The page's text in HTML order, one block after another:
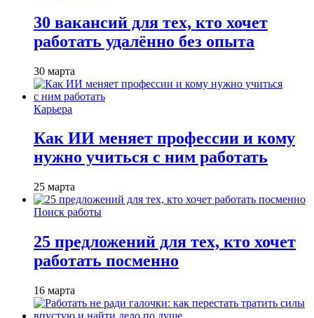
30 вакансий для тех, кто хочет
работать удалённо без опыта
30 марта
Карьера
Как ИИ меняет профессии и кому
нужно учиться с ним работать
25 марта
Поиск работы
25 предложений для тех, кто хочет
работать посменно
16 марта